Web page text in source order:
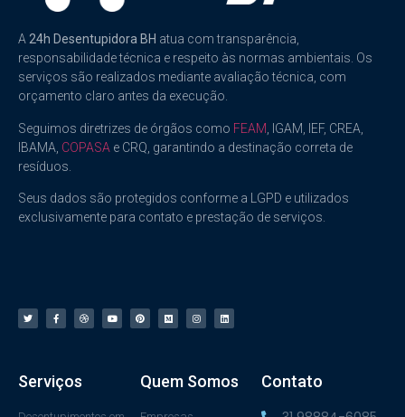
A24h Desentupidora BH atua com transparência,
responsabilidade técnica e respeito às normas ambientais. Os
serviços são realizados mediante avaliação técnica, com
orçamento claro antes da execução.
Seguimos diretrizes de órgãos como FEAM , IGAM, IEF, CREA,
IBAMA, COPASA e CRQ, garantindo a destinação correta de
resíduos.
Seus dados são protegidos conforme a LGPD e utilizados
exclusivamente para contato e prestação de serviços.
Serviços Quem Somos Contato